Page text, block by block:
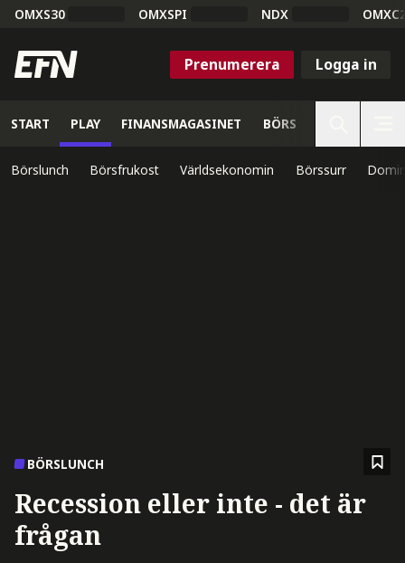
OMXS30 OMXSPI NDX
Prenumerera Logga in
START PLAY FINANSMAGASINET BÖRS
Börslunch Börsfrukost Världsekonomin Börssurr
BÖRSLUNCH
Recession eller inte - det är
frågan